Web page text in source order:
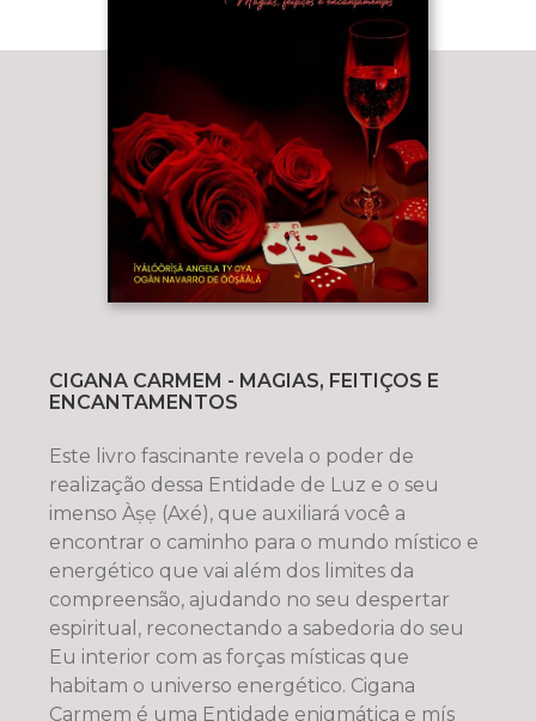
CIGANA CARMEM - MAGIAS, FEITIÇOS E
ENCANTAMENTOS
Este livro fascinante revela o poder de
realização dessa Entidade de Luz e o seu
imenso Àṣẹ (Axé), que auxiliará você a
encontrar o caminho para o mundo místico e
energético que vai além dos limites da
compreensão, ajudando no seu despertar
espiritual, reconectando a sabedoria do seu
Eu interior com as forças místicas que
habitam o universo energético. Cigana
Carmem é uma Entidade enigmática e mís